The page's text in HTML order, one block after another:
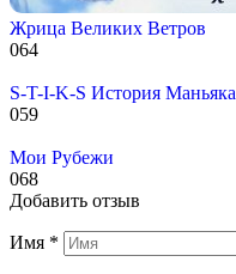
Жрица Великих Ветров
064
S-T-I-K-S История Маньяка
059
Мои Рубежи
068
Добавить отзыв
Имя *